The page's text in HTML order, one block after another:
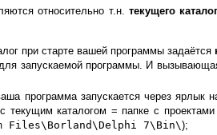
относительно т.н. текущего
при старте вашей программы задаётся
запускаемой программы. И
программа запускается через
текущим каталогом = папке с проектами
Files\Borland\Delphi 7\Bin\);